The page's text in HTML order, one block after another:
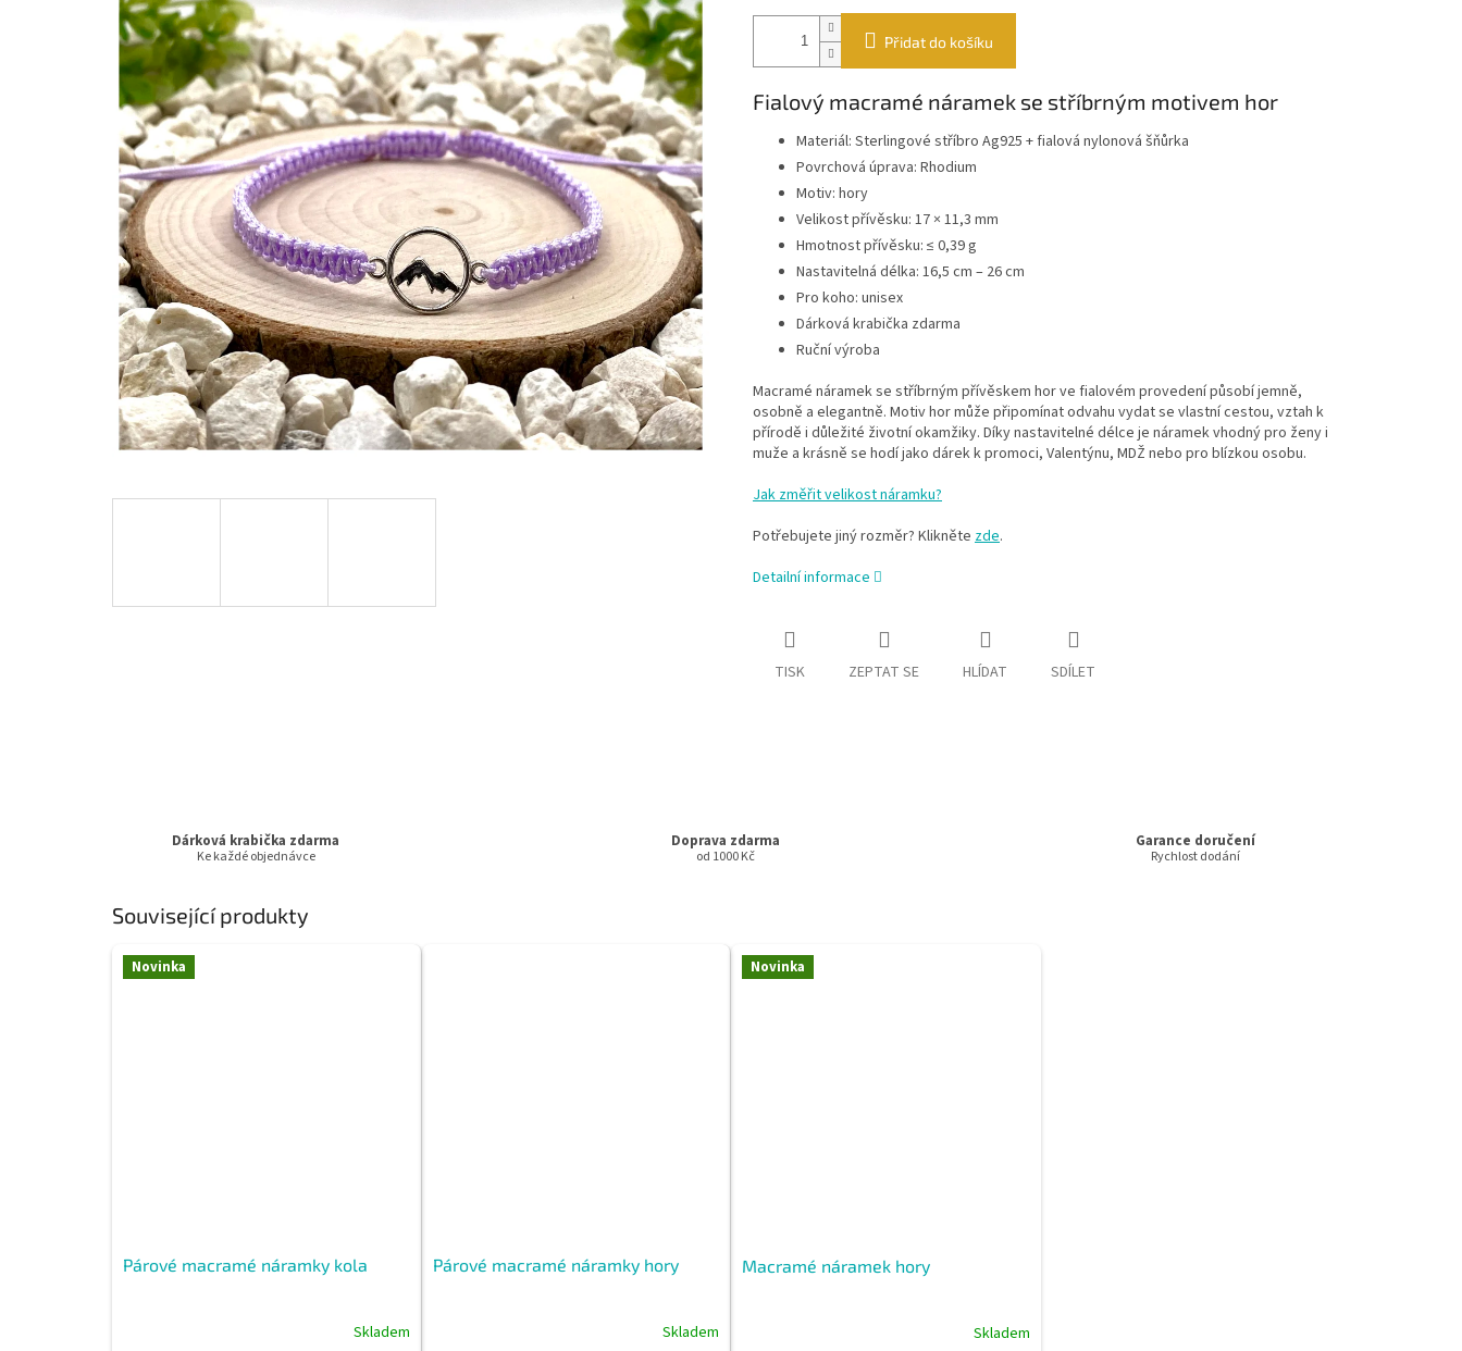
Přidat do košíku
Fialový macramé náramek se stříbrným motivem hor
Materiál: Sterlingové stříbro Ag925 + fialová nylonová šňůrka
Povrchová úprava: Rhodium
Motiv: hory
Velikost přívěsku: 17 × 11,3 mm
Hmotnost přívěsku: ≤ 0,39 g
Nastavitelná délka: 16,5 cm – 26 cm
Pro koho: unisex
Dárková krabička zdarma
Ruční výroba
Macramé náramek se stříbrným přívěskem hor ve fialovém provedení působí jemně,
osobně a elegantně. Motiv hor může připomínat odvahu vydat se vlastní cestou, vztah k
přírodě i důležité životní okamžiky. Díky nastavitelné délce je náramek vhodný pro ženy i
muže a krásně se hodí jako dárek k promoci, Valentýnu, MDŽ nebo pro blízkou osobu.
Jak změřit velikost náramku?
Potřebujete jiný rozměr? Klikněte zde.
Detailní informace
TISK ZEPTAT SE HLÍDAT SDÍLET
Dárková krabička zdarma
Ke každé objednávce
Doprava zdarma
od 1000 Kč
Garance doručení
Rychlost dodání
Související produkty
Novinka
Párové macramé náramky kola
Skladem
Párové macramé náramky hory
Skladem
Novinka
Macramé náramek hory
Skladem